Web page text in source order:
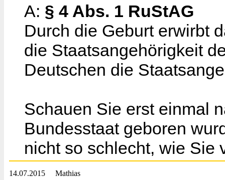
A: § 4 Abs. 1 RuStAG
Durch die Geburt erwirbt
die Staatsangehörigkeit
Deutschen die
Schauen Sie erst einmal
Bundesstaat geboren
nicht so schlecht, wie Sie
14.07.2015 Mathias